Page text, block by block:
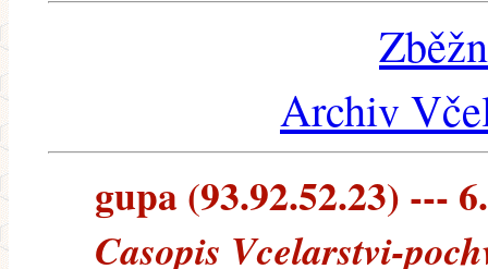
Archiv
gupa (93.92.52.23) ---
Casopis Vcelarstvi-